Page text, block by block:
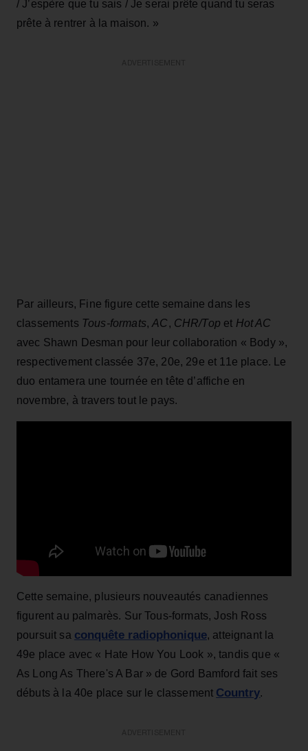
/ J’espère que tu sais / Je serai prête quand tu seras
prête à rentrer à la maison. »
Par ailleurs, Fine figure cette semaine dans les
classements Tous-formats,AC, CHR/Top et Hot AC
avec Shawn Desman pour leur collaboration « Body »,
respectivement classée 37e, 20e, 29e et 11e place. Le
duo entamera une tournée en tête d’affiche en
novembre, à travers tout le pays.
Cette semaine, plusieurs nouveautés canadiennes
figurent au palmarès. Sur Tous-formats, Josh Ross
poursuit sa conquête radiophonique, atteignant la
49e place avec « Hate How You Look », tandis que «
As Long As There's A Bar » de Gord Bamford fait ses
débuts à la 40e place sur le classement Country.